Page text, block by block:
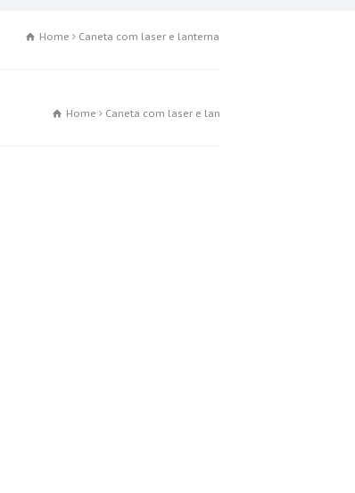
Home Caneta com laser e lanterna
Home Caneta com laser e lanterna